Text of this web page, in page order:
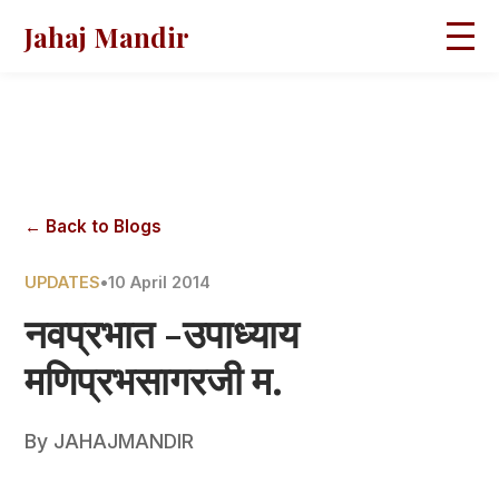
Jahaj Mandir
← Back to Blogs
UPDATES•10 April 2014
नवप्रभात -उपाध्याय
मणिप्रभसागरजी म.
By JAHAJMANDIR